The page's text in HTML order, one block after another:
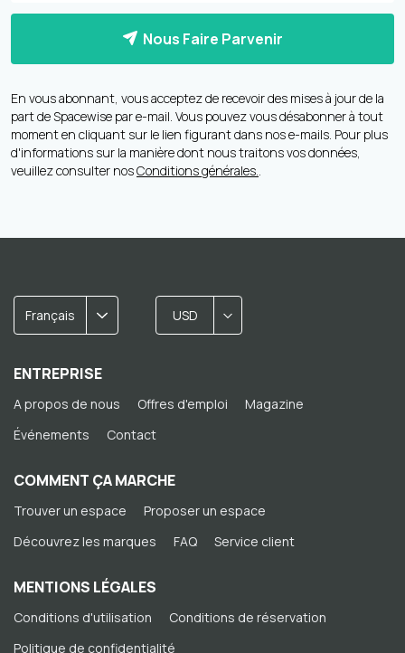
Nous Faire Parvenir
En vous abonnant, vous acceptez de recevoir des mises à jour de la
part de Spacewise par e-mail. Vous pouvez vous désabonner à tout
moment en cliquant sur le lien figurant dans nos e-mails. Pour plus
d'informations sur la manière dont nous traitons vos données,
veuillez consulter nosConditions générales..
Français USD
ENTREPRISE
A propos de nous Offres d'emploi
Magazine
Événements
Contact
COMMENT ÇA MARCHE
Trouver un espace
Proposer un espace
Découvrez les marques
FAQ Service client
MENTIONS LÉGALES
Conditions d'utilisation
Conditions de réservation
Politique de confidentialité